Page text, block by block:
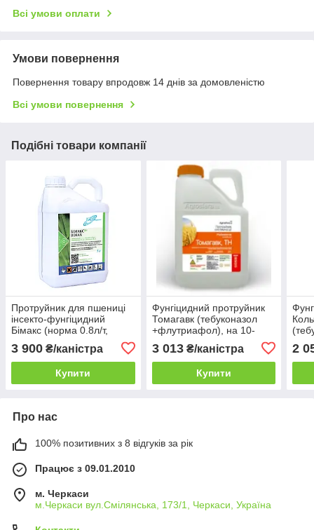
Всі умови оплати
Умови повернення
Повернення товару впродовж 14 днів за домовленістю
Всі умови повернення
Подібні товари компанії
Протруйник для пшениці
інсекто-фунгіцидний
Бімакс (норма 0.8л/т,
3 900 ₴/каністра
Купити
Фунгіцидний протруйник
Томагавк (тебуконазол
+флутриафол), на 10-
3 013₴/каністра
Купити
2
Про нас
100% позитивних з 8 відгуків за рік
Працює з 09.01.2010
м. Черкаси
м.Черкаси вул.Смілянська, 173/1, Черкаси, Україна